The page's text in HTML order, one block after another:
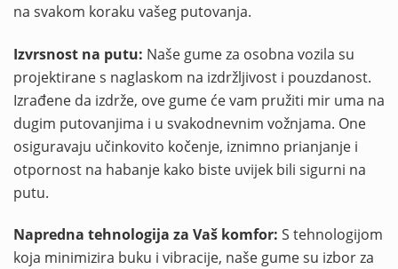
na svakom koraku vašeg putovanja.
Izvrsnost na putu: Naše gume za osobna vozila su
projektirane s naglaskom na izdržljivost i pouzdanost.
Izrađene da izdrže, ove gume će vam pružiti mir uma na
dugim putovanjima i u svakodnevnim vožnjama. One
osiguravaju učinkovito kočenje, iznimno prianjanje i
otpornost na habanje kako biste uvijek bili sigurni na
putu.
Napredna tehnologija za Vaš komfor: S tehnologijom
koja minimizira buku i vibracije, naše gume su izbor za